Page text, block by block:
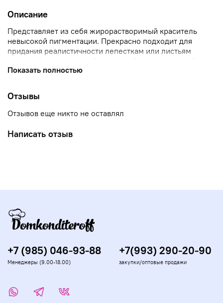
Описание
Представляет из себя жирорастворимый краситель
невысокой пигментации. Прекрасно подходит для
придания реалистичности лепесткам или листьям
для получения более глубоких оттенков, смешивается с
Может…
Показать полностью
Отзывы
Отзывов еще никто не оставлял
Написать отзыв
+7 (985) 046-93-88
Менеджеры (9.00-18.00)
+7(993) 290-20-90
закупки/оптовые продажи